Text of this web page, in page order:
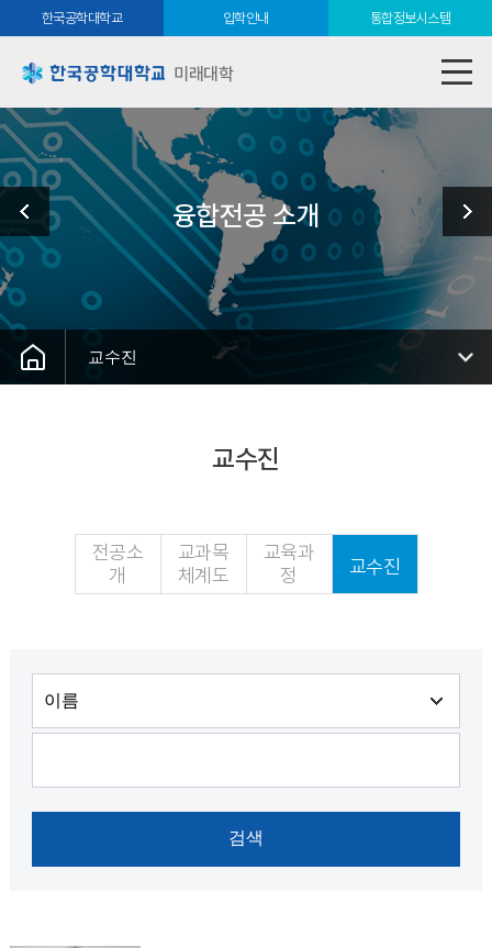
한국공학대학교 입학안내 통합정보시스템
미래대학
융합전공 소개
교수진
교수진
전공소
개
교과목
체계도
교육과
정
교수진